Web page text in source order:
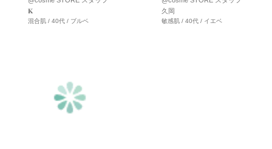
𝐊
混合肌 / 40代 / ブルベ
久岡
敏感肌 / 40代 / イエベ